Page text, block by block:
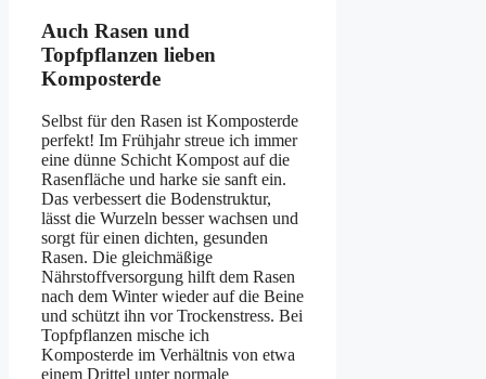
Auch Rasen und
Topfpflanzen lieben
Komposterde
Selbst für den Rasen ist Komposterde
perfekt! Im Frühjahr streue ich immer
eine dünne Schicht Kompost auf die
Rasenfläche und harke sie sanft ein.
Das verbessert die Bodenstruktur,
lässt die Wurzeln besser wachsen und
sorgt für einen dichten, gesunden
Rasen. Die gleichmäßige
Nährstoffversorgung hilft dem Rasen
nach dem Winter wieder auf die Beine
und schützt ihn vor Trockenstress. Bei
Topfpflanzen mische ich
Komposterde im Verhältnis von etwa
einem Drittel unter normale